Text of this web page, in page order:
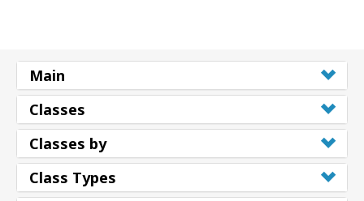
Main
Classes
Classes by
Class Types